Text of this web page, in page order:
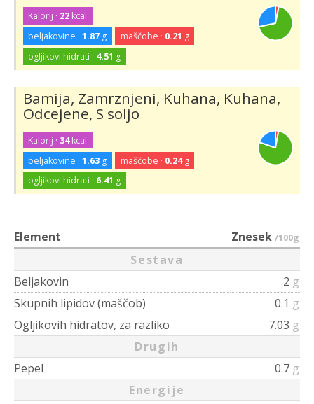
Kalorij · 22 kcal
beljakovine ·1.87 g maščobe · 0.21 g
ogljikovi hidrati · 4.51 g
Bamija, Zamrznjeni, Kuhana, Kuhana,
Odcejene, S soljo
Kalorij · 34kcal
beljakovine ·1.63 g maščobe · 0.24g
ogljikovi hidrati · 6.41 g
Element Znesek /100g
Sestava
Beljakovin
2 g
Skupnih lipidov (maščob)
0.1 g
Ogljikovih hidratov, za razliko
7.03 g
Drugih
Pepel
0.7 g
Energije